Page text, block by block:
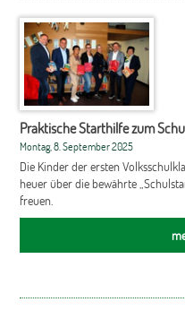
Praktische Starthilfe zum
Montag, 8. September 2025
Die Kinder der ersten
heuer über die bewährte
freuen.